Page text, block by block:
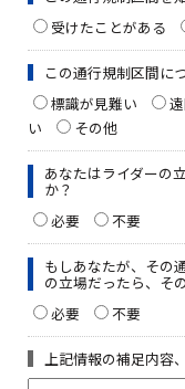
受けたことがある
この通行規制区間に
標識が見難い
い
その他
あなたはライダーの
か？
必要
不要
もしあなたが、その
の立場だったら、そ
必要
不要
上記情報の補足内容